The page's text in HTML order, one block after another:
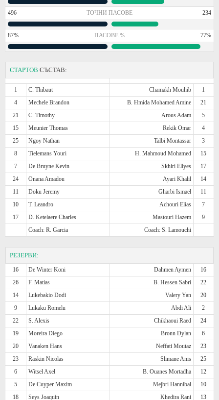
496 ТОЧНИ ПАСОВЕ 234
87% ПАСОВЕ % 77%
СТАРТОВ СЪСТАВ:
1 C. Thibaut Chamakh Mouhib
1
4
Mechele Brandon B. Hmida Mohamed Amine
21
21
C. Timothy Arous Adam
5
15
Meunier Thomas Rekik Omar
4
25
Ngoy Nathan Talbi Montassar
3
8
Tielemans Youri H. Mahmoud Mohamed
15
7
De Bruyne Kevin Skhiri Ellyes
17
24
Onana Amadou Ayari Khalil
14
11
Doku Jeremy Gharbi Ismael
11
10
T. Leandro Achouri Elias
7
17
D. Ketelaere Charles Mastouri Hazem
9
Coach: R. Garcia
Coach: S. Lamouchi
РЕЗЕРВИ:
16 De Winter Koni Dahmen Aymen
16
26
F. Matias B. Hessen Sabri
22
14
Lukebakio Dodi Valery Yan
20
9
Lukaku Romelu Abdi Ali
2
22
S. Alexis Chikhaoui Raed
24
19
Moreira Diego Bronn Dylan
6
20
Vanaken Hans Neffati Moutaz
23
23
Raskin Nicolas Slimane Anis
25
6
Witsel Axel B. Ouanes Mortadha
12
5
De Cuyper Maxim Mejbri Hannibal
10
18
Seys Joaquin Khedira Rani
13